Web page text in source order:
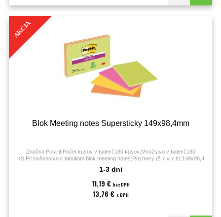
AKCIA
Blok Meeting notes Supersticky 149x98,4mm
Značka:Post-it;Počet kusov v balení:180 kusov;Množstvo v balení:180
KS;Príslušenstvo k tabuliam:blok meeting notes;Rozmery (š x v x h):149x98,4
1-3 dni
11,19 € bez DPH
13,76 € s DPH